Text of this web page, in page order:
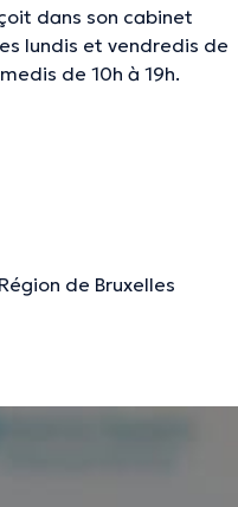
dans son cabinet
lundis et vendredis de
de 10h à 19h.
de Bruxelles